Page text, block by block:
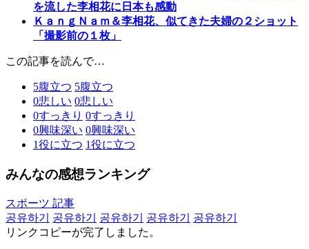
を流した李相花に日本も感動
ＫａｎｇＮａｍ＆李相花、似てきた夫婦の２ショット
「撮影前の１枚」
この記事を読んで…
5腹立つ 5腹立つ
0悲しい 0悲しい
0すっきり 0すっきり
0興味深い 0興味深い
1役に立つ 1役に立つ
みんなの感想ランキング
スポーツ 記事
공유하기
공유하기 공유하기 공유하기
공유하기
リンクコピーが完了しました。